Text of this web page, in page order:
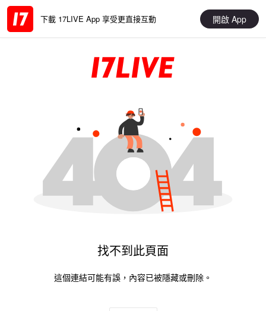
下載 17LIVE App 享受更直接互動 開啟 App
找不到此頁面
這個連結可能有誤，內容已被隱藏或刪除。